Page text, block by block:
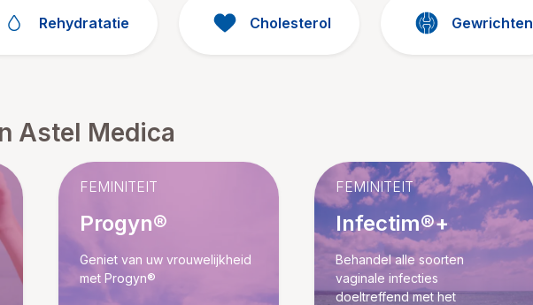
Rehydratatie Cholesterol Gewrichten
Astel Medica
FEMINITEIT
Progyn®
Geniet van uw vrouwelijkheid
met Progyn®
FEMINITEIT
Infectim®+
Behandel alle soorten
vaginale infecties
doeltreffend met het